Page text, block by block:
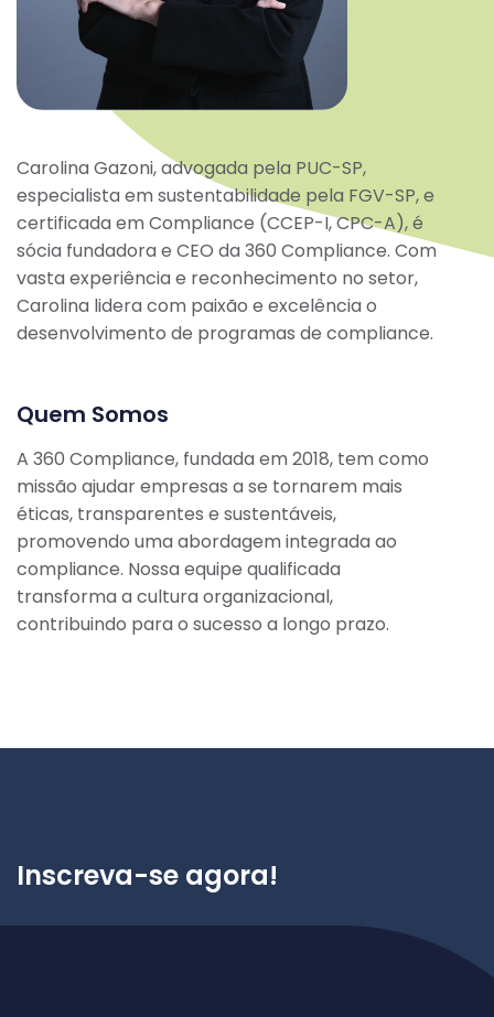
Carolina Gazoni, advogada pela PUC-SP,
especialista em sustentabilidade pela FGV-SP, e
certificada em Compliance (CCEP-I, CPC-A), é
sócia fundadora e CEO da 360 Compliance. Com
vasta experiência e reconhecimento no setor,
Carolina lidera com paixão e excelência o
desenvolvimento de programas de compliance.
Quem Somos
A 360 Compliance, fundada em 2018, tem como
missão ajudar empresas a se tornarem mais
éticas, transparentes e sustentáveis,
promovendo uma abordagem integrada ao
compliance. Nossa equipe qualificada
transforma a cultura organizacional,
contribuindo para o sucesso a longo prazo.
Inscreva-se agora!